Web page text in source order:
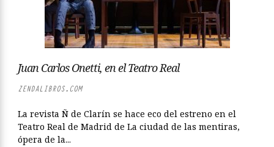
Juan Carlos Onetti, en el Teatro Real
ZENDALIBROS.COM
La revista Ñ de Clarín se hace eco del estreno en el
Teatro Real de Madrid de La ciudad de las mentiras,
ópera de la...